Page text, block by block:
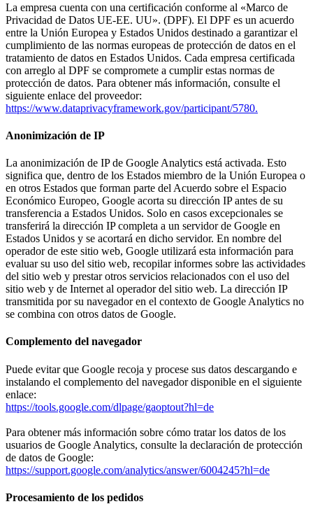
La empresa cuenta con una certificación conforme al «Marco de
Privacidad de Datos UE-EE. UU». (DPF). El DPF es un acuerdo
entre la Unión Europea y Estados Unidos destinado a garantizar el
cumplimiento de las normas europeas de protección de datos en el
tratamiento de datos en Estados Unidos. Cada empresa certificada
con arreglo al DPF se compromete a cumplir estas normas de
protección de datos. Para obtener más información, consulte el
siguiente enlace del proveedor:
https://www.dataprivacyframework.gov/participant/5780.
Anonimización de IP
La anonimización de IP de Google Analytics está activada. Esto
significa que, dentro de los Estados miembro de la Unión Europea o
en otros Estados que forman parte del Acuerdo sobre el Espacio
Económico Europeo, Google acorta su dirección IP antes de su
transferencia a Estados Unidos. Solo en casos excepcionales se
transferirá la dirección IP completa a un servidor de Google en
Estados Unidos y se acortará en dicho servidor. En nombre del
operador de este sitio web, Google utilizará esta información para
evaluar su uso del sitio web, recopilar informes sobre las actividades
del sitio web y prestar otros servicios relacionados con el uso del
sitio web y de Internet al operador del sitio web. La dirección IP
transmitida por su navegador en el contexto de Google Analytics no
se combina con otros datos de Google.
Complemento del navegador
Puede evitar que Google recoja y procese sus datos descargando e
instalando el complemento del navegador disponible en el siguiente
enlace:
https://tools.google.com/dlpage/gaoptout?hl=de
Para obtener más información sobre cómo tratar los datos de los
usuarios de Google Analytics, consulte la declaración de protección
de datos de Google:
https://support.google.com/analytics/answer/6004245?hl=de
Procesamiento de los pedidos